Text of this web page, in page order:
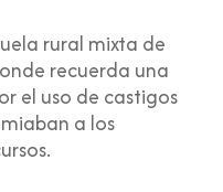
rural mixta de
recuerda una
el uso de castigos
a los